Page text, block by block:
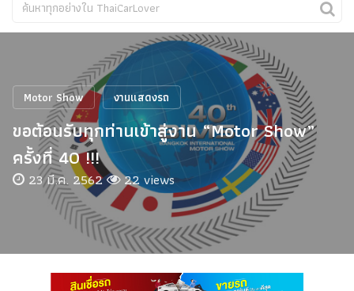
ไม่
คนรักรถ
รถแต่ง
งานแสดงรถ
Car In The Movie
สเปคราคา รถยนต์
Motor Show งานแสดงรถ
ขอต้อนรับทุกท่านเข้าสู่งาน “Motor Show”
ครั้งที่ 40 !!!
23 มี.ค. 2562 22 views